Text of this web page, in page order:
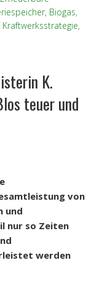
, Biogas,
Kraftwerksstrategie,
K.
teuer und
von
und
nur so Zeiten
werden